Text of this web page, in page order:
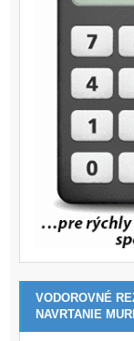
VODOROVNÉ
NAVRTANIE